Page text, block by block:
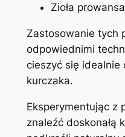
Zioła
Zastosowanie tych
odpowiednimi
cieszyć się idealnie
kurczaka.
Eksperymentując z
znaleźć doskonałą